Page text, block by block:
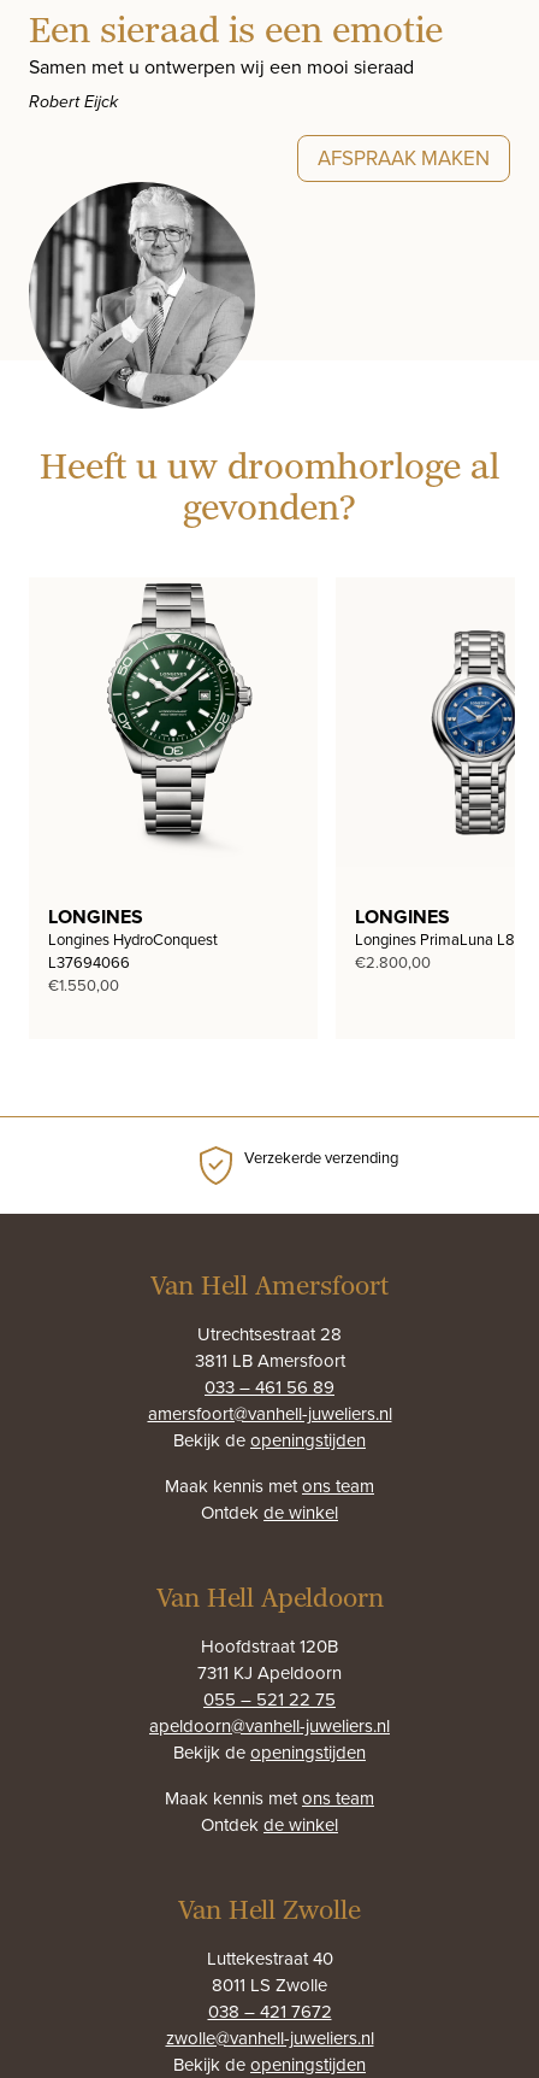
Een sieraad is een emotie
Samen met u ontwerpen wij een mooi sieraad
Robert Eijck
AFSPRAAK MAKEN
Heeft u uw droomhorloge al
gevonden?
LONGINES
Longines HydroConquest
L37694066
€1.550,00
LONGINES
Longines PrimaLuna
€2.800,00
Verzekerde verzending
Van Hell Amersfoort
Utrechtsestraat 28
3811 LB Amersfoort
033 – 461 56 89
amersfoort@vanhell-juweliers.nl
Bekijk deopeningstijden
Maak kennis metons team
Ontdekde winkel
Van Hell Apeldoorn
Hoofdstraat 120B
7311 KJ Apeldoorn
055 – 521 22 75
apeldoorn@vanhell-juweliers.nl
Bekijk deopeningstijden
Maak kennis metons team
Ontdekde winkel
Van Hell Zwolle
Luttekestraat 40
8011 LS Zwolle
038 – 421 7672
zwolle@vanhell-juweliers.nl
Bekijk deopeningstijden